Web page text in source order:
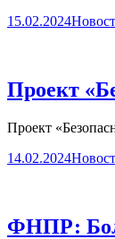
15.02.2024
Проект
Проект
14.02.2024
ФНПР: